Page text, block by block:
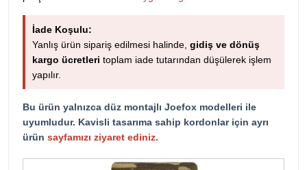
İade Koşulu:
Yanlış ürün sipariş edilmesi halinde, gidiş ve dönüş
kargo ücretleri toplam iade tutarından düşülerek işlem
yapılır.
Bu ürün yalnızca düz montajlı Joefox modelleri ile
uyumludur. Kavisli tasarıma sahip kordonlar için ayrı
ürün sayfamızı ziyaret ediniz.